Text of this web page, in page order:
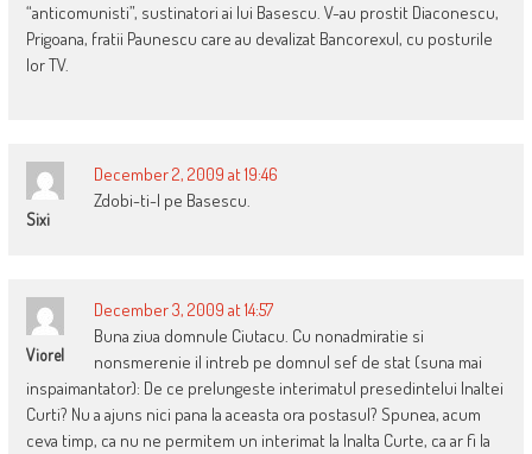
“anticomunisti”, sustinatori ai lui Basescu. V-au prostit Diaconescu,
Prigoana, fratii Paunescu care au devalizat Bancorexul, cu posturile
lor TV.
Sixi
December 2, 2009 at 19:46
Zdobi-ti-l pe Basescu.
Viorel
December 3, 2009 at 14:57
Buna ziua domnule Ciutacu. Cu nonadmiratie si
nonsmerenie il intreb pe domnul sef de stat (suna mai
inspaimantator): De ce prelungeste interimatul presedintelui Inaltei
Curti? Nu a ajuns nici pana la aceasta ora postasul? Spunea, acum
ceva timp, ca nu ne permitem un interimat la Inalta Curte, ca ar fi la